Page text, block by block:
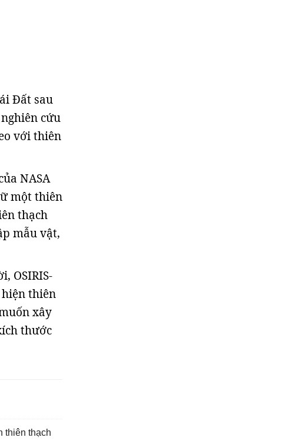
Đất sau
cứu
với thiên
NASA
một thiên
thạch
mẫu vật,
OSIRIS-
thiên
xây
thước
thiên thạch